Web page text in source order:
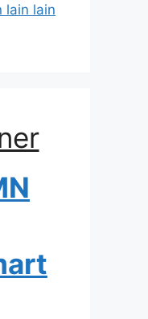
lain lain